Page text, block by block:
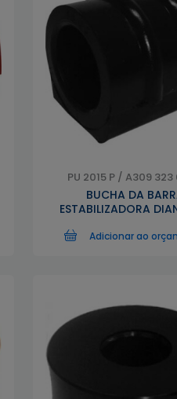
PU 2015 P / A309 323
BUCHA DA
ESTABILIZADORA
Adicionar ao